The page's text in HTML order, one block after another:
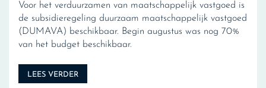
Voor het verduurzamen van maatschappelijk vastgoed is
de subsidieregeling duurzaam maatschappelijk vastgoed
(DUMAVA) beschikbaar. Begin augustus was nog 70%
van het budget beschikbaar.
LEES VERDER